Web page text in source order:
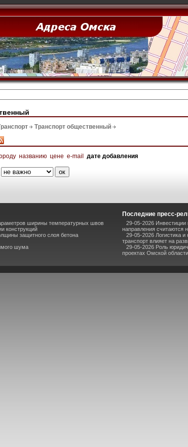
Транспорт общественный
названию цене e-mail дате добавления
ширины температурных швов
конструкций
защитного слоя бетона
шума
Последние пресс-
29-05-2026
направления считаются
29-05-2026 Логистика
транспорт влияет на
29-05-2026 Роль
проектах Омской области